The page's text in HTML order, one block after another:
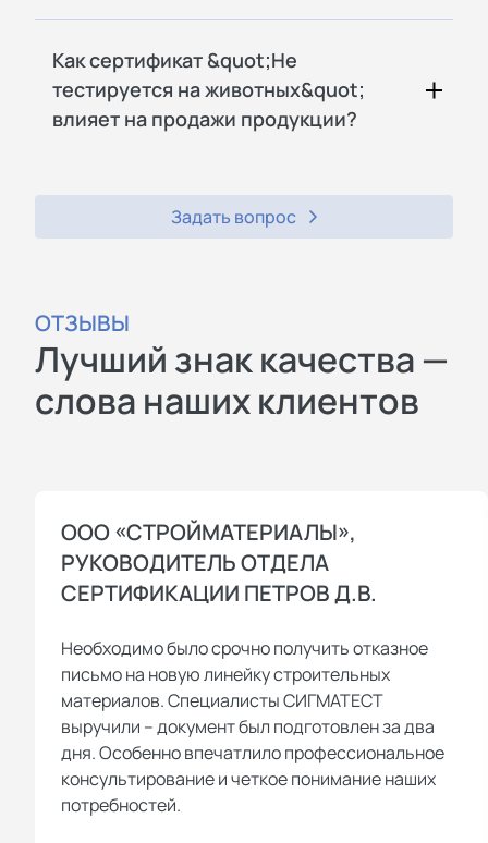
Как сертификат &quot;Не
тестируется на животных&quot;
влияет на продажи продукции?
Задать вопрос
ОТЗЫВЫ
Лучший знак качества —
слова наших клиентов
ООО «СТРОЙМАТЕРИАЛЫ»,
РУКОВОДИТЕЛЬ ОТДЕЛА
СЕРТИФИКАЦИИ ПЕТРОВ Д.В.
Необходимо было срочно получить отказное
письмо на новую линейку строительных
материалов. Специалисты СИГМАТЕСТ
выручили – документ был подготовлен за два
дня. Особенно впечатлило профессиональное
консультирование и четкое понимание наших
потребностей.